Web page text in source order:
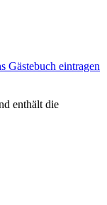
Gästebuch eintragen
enthält die